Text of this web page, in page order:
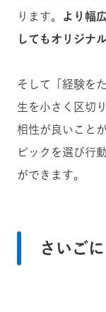
ります。
より幅
してもオリジナ
そして「経験を
生を小さく区切
相性が良いこと
ピックを選び行
ができます。
さいごに